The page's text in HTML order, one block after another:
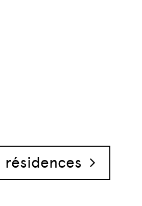
résidences